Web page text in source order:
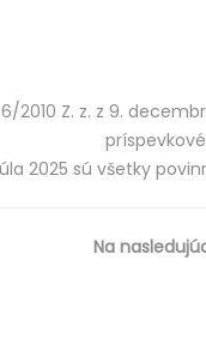
2010 Z. z. z 9.
2025 sú všetky
Na